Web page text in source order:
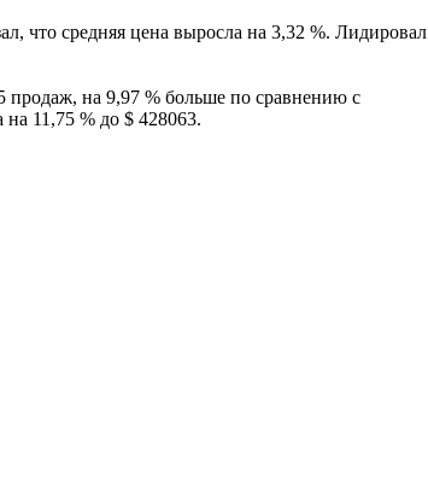
что средняя цена выросла на 3,32 %. Лидировал
продаж, на 9,97 % больше по сравнению с
11,75 % до $ 428063.